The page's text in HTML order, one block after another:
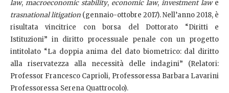
law, macroeconomic stability, economic law, investment lawe
trasnational litigation (gennaio-ottobre 2017). Nell’anno 2018, è
risultata vincitrice con borsa del Dottorato “Diritti e
Istituzioni” in diritto processuale penale con un progetto
intitolato “La doppia anima del dato biometrico: dal diritto
alla riservatezza alla necessità delle indagini” (Relatori:
Professor Francesco Caprioli, Professoressa Barbara Lavarini
Professoressa Serena Quattrocolo).